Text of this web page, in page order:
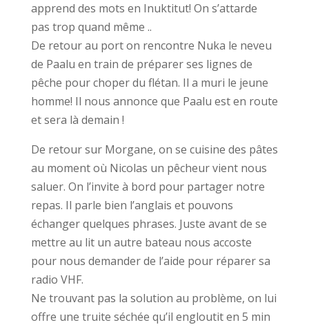
apprend des mots en Inuktitut! On s’attarde
pas trop quand même ..
De retour au port on rencontre Nuka le neveu
de Paalu en train de préparer ses lignes de
pêche pour choper du flétan. Il a muri le jeune
homme! Il nous annonce que Paalu est en route
et sera là demain !
De retour sur Morgane, on se cuisine des pâtes
au moment où Nicolas un pêcheur vient nous
saluer. On l’invite à bord pour partager notre
repas. Il parle bien l’anglais et pouvons
échanger quelques phrases. Juste avant de se
mettre au lit un autre bateau nous accoste
pour nous demander de l’aide pour réparer sa
radio VHF.
Ne trouvant pas la solution au problème, on lui
offre une truite séchée qu’il engloutit en 5 min